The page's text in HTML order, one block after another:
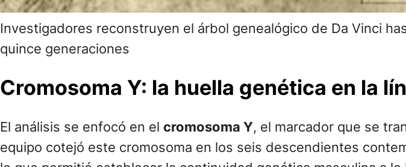
Investigadores reconstruyen el árbol genealógico de Da Vinci
quince generaciones
Cromosoma Y: la huella genética en la
El análisis se enfocó en el cromosoma Y, el marcador que se
equipo cotejó este cromosoma en los seis descendientes